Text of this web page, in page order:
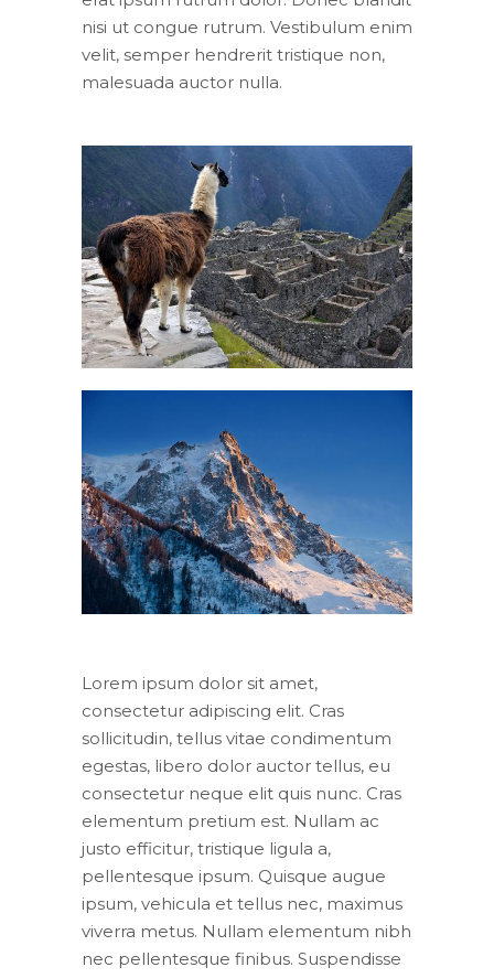
nisi ut congue rutrum. Vestibulum enim
velit, semper hendrerit tristique non,
malesuada auctor nulla.
Lorem ipsum dolor sit amet,
consectetur adipiscing elit. Cras
sollicitudin, tellus vitae condimentum
egestas, libero dolor auctor tellus, eu
consectetur neque elit quis nunc. Cras
elementum pretium est. Nullam ac
justo efficitur, tristique ligula a,
pellentesque ipsum. Quisque augue
ipsum, vehicula et tellus nec, maximus
viverra metus. Nullam elementum nibh
nec pellentesque finibus. Suspendisse